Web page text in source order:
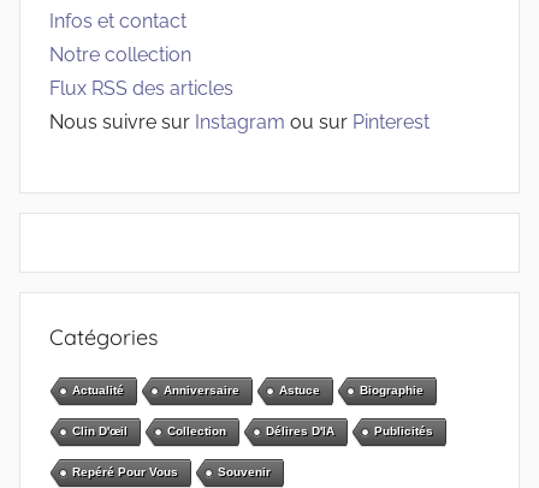
Infos et contact
Notre collection
Flux RSS des articles
Nous suivre sur Instagram ou sur Pinterest
Catégories
Actualité Anniversaire Astuce Biographie
Clin D'œil Collection Délires D'IA Publicités
Repéré Pour Vous Souvenir